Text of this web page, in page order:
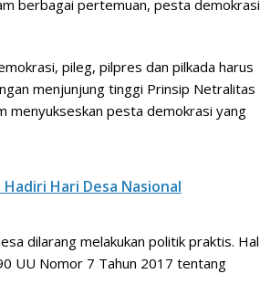
berbagai pertemuan, pesta demokrasi
pileg, pilpres dan pilkada harus
menjunjung tinggi Prinsip Netralitas
menyukseskan pesta demokrasi yang
Hari Desa Nasional
dilarang melakukan politik praktis. Hal
UU Nomor 7 Tahun 2017 tentang